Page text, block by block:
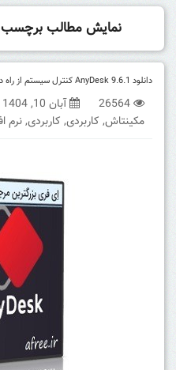
نمایش مطالب
دانلود AnyDesk 9.6.1 کنترل سیستم از راه دور برای ویندوز، مک، لینوکس و اندروید
26564 آبان 10, 1404
مکینتاش, کاربردی, کاربردی,نرم